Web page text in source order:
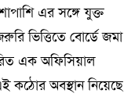
এর সঙ্গে যুক্ত
ভিত্তিতে বোর্ডে জমা
এক অফিসিয়াল
কঠোর অবস্থান নিয়েছে